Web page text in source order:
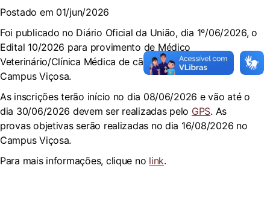
Postado em 01/jun/2026
Foi publicado no Diário Oficial da União, dia 1º/06/2026, o
Edital 10/2026 para provimento de Médico
Veterinário/Clínica Médica de cães e gatos para o
Campus Viçosa.
As inscrições terão início no dia 08/06/2026 e vão até o
dia 30/06/2026 devem ser realizadas pelo GPS. As
provas objetivas serão realizadas no dia 16/08/2026 no
Campus Viçosa.
Para mais informações, clique no link.